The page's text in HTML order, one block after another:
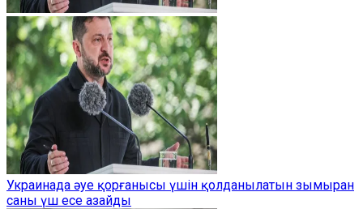
Украинада әуе қорғанысы үшін қолданылатын зымыран
саны үш есе азайды